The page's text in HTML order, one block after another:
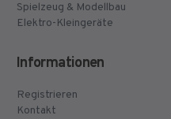
Spielzeug & Modellbau
Elektro-Kleingeräte
Informationen
Registrieren
Kontakt